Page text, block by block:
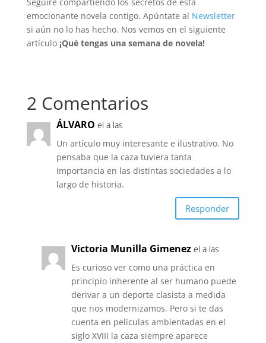
emocionante novela contigo. Apúntate al Newsletter
si aún no lo has hecho. Nos vemos en el siguiente
artículo ¡Qué tengas una semana de novela!
2 Comentarios
ÁLVARO el a las
Un artículo muy interesante e ilustrativo. No
pensaba que la caza tuviera tanta
importancia en las distintas sociedades a lo
largo de historia.
Responder
Victoria Munilla Gimenez el a las
Es curioso ver como una práctica en
principio inherente al ser humano puede
derivar a un deporte clasista a medida
que nos modernizamos. Pero si te das
cuenta en películas ambientadas en el
siglo XVIII la caza siempre aparece